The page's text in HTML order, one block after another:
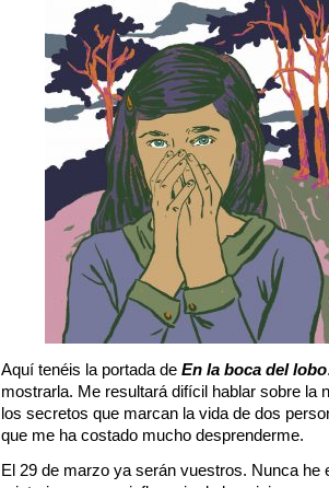
Aquí tenéis la portada de En la boca del lobo
mostrarla. Me resultará difícil hablar sobre la
los secretos que marcan la vida de dos
que me ha costado mucho desprenderme.
El 29 de marzo ya serán vuestros. Nunca he